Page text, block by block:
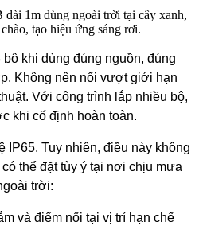
khi dùng đúng nguồn, đúng
Không nên nối vượt giới hạn
Với công trình lắp nhiều bộ,
khi cố định hoàn toàn.
IP65. Tuy nhiên, điều này không
thể đặt tùy ý tại nơi chịu mưa
trời:
và điểm nối tại vị trí hạn chế